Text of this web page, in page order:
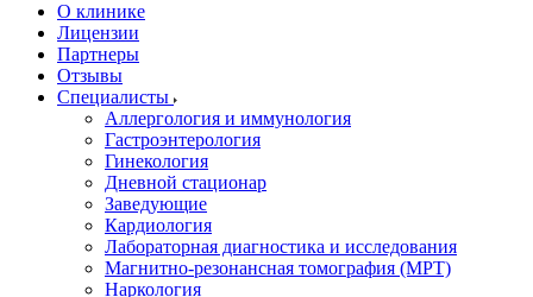
О клинике
Лицензии
Партнеры
Отзывы
Специалисты
Аллергология и иммунология
Гастроэнтерология
Гинекология
Дневной стационар
Заведующие
Кардиология
Лабораторная диагностика и исследования
Магнитно-резонансная томография (МРТ)
Наркология